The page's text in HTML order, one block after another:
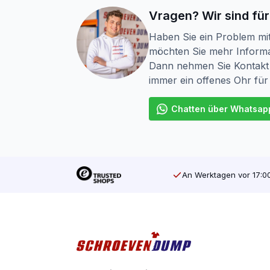
Geeignet für Weich- und Hartholz
Widerstandsfähig gegen schlechtes
SilverMate Outdoor – gebaut für den
Vragen? Wir sind
Haben Sie ein Problem
möchten Sie mehr
Dann nehmen Sie
immer ein offenes Ohr
Chatten über
An Werktagen vor